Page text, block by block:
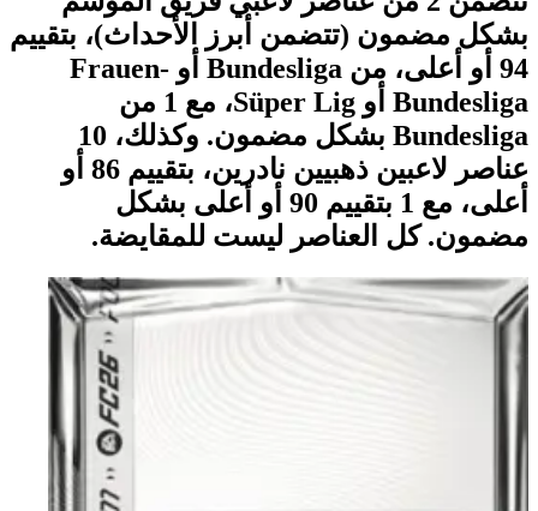
بشكل مضمون (تتضمن أبرز الأحداث)، بتقييم
94 أو أعلى، من Bundesliga أو Frauen-
Bundesliga أو Süper Lig، مع 1 من
Bundesliga بشكل مضمون. وكذلك، 10
عناصر لاعبين ذهبيين نادرين، بتقييم 86 أو
أعلى، مع 1 بتقييم 90 أو أعلى بشكل
مضمون. كل العناصر ليست للمقايضة.